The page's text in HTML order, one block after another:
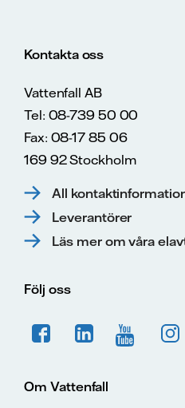
Kontakta oss
Vattenfall AB
Tel: 08-739 50 00
Fax: 08-17 85 06
169 92 Stockholm
All
Leverantörer
Läs mer om våra
Följ oss
Om Vattenfall